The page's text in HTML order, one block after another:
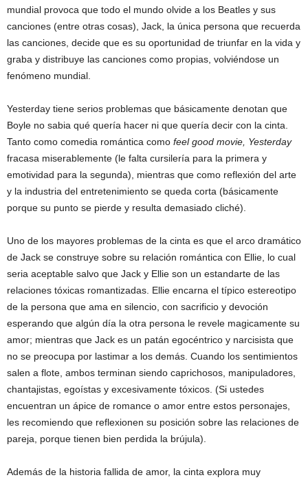
mundial provoca que todo el mundo olvide a los Beatles y sus
canciones (entre otras cosas), Jack, la única persona que recuerda
las canciones, decide que es su oportunidad de triunfar en la vida y
graba y distribuye las canciones como propias, volviéndose un
fenómeno mundial.
Yesterday tiene serios problemas que básicamente denotan que
Boyle no sabia qué quería hacer ni que quería decir con la cinta.
Tanto como comedia romántica como feel good movie, Yesterday
fracasa miserablemente (le falta cursilería para la primera y
emotividad para la segunda), mientras que como reflexión del arte
y la industria del entretenimiento se queda corta (básicamente
porque su punto se pierde y resulta demasiado cliché).
Uno de los mayores problemas de la cinta es que el arco dramático
de Jack se construye sobre su relación romántica con Ellie, lo cual
seria aceptable salvo que Jack y Ellie son un estandarte de las
relaciones tóxicas romantizadas. Ellie encarna el típico estereotipo
de la persona que ama en silencio, con sacrificio y devoción
esperando que algún día la otra persona le revele magicamente su
amor; mientras que Jack es un patán egocéntrico y narcisista que
no se preocupa por lastimar a los demás. Cuando los sentimientos
salen a flote, ambos terminan siendo caprichosos, manipuladores,
chantajistas, egoístas y excesivamente tóxicos. (Si ustedes
encuentran un ápice de romance o amor entre estos personajes,
les recomiendo que reflexionen su posición sobre las relaciones de
pareja, porque tienen bien perdida la brújula).
Además de la historia fallida de amor, la cinta explora muy